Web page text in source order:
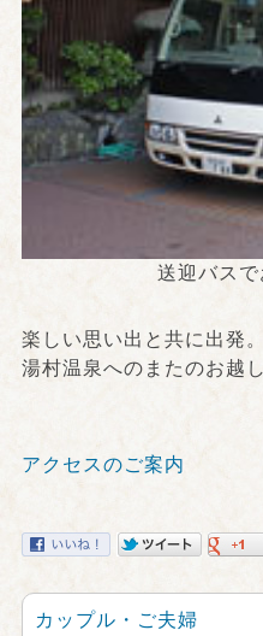
送迎バス
楽しい思い出と共に出発。
湯村温泉へのまたのお越
アクセスのご案内
カップル・ご夫婦